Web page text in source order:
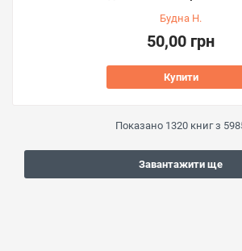
Будна Н.
50,00 грн
Купити
Показано 1320 книг з
Завантажити ще